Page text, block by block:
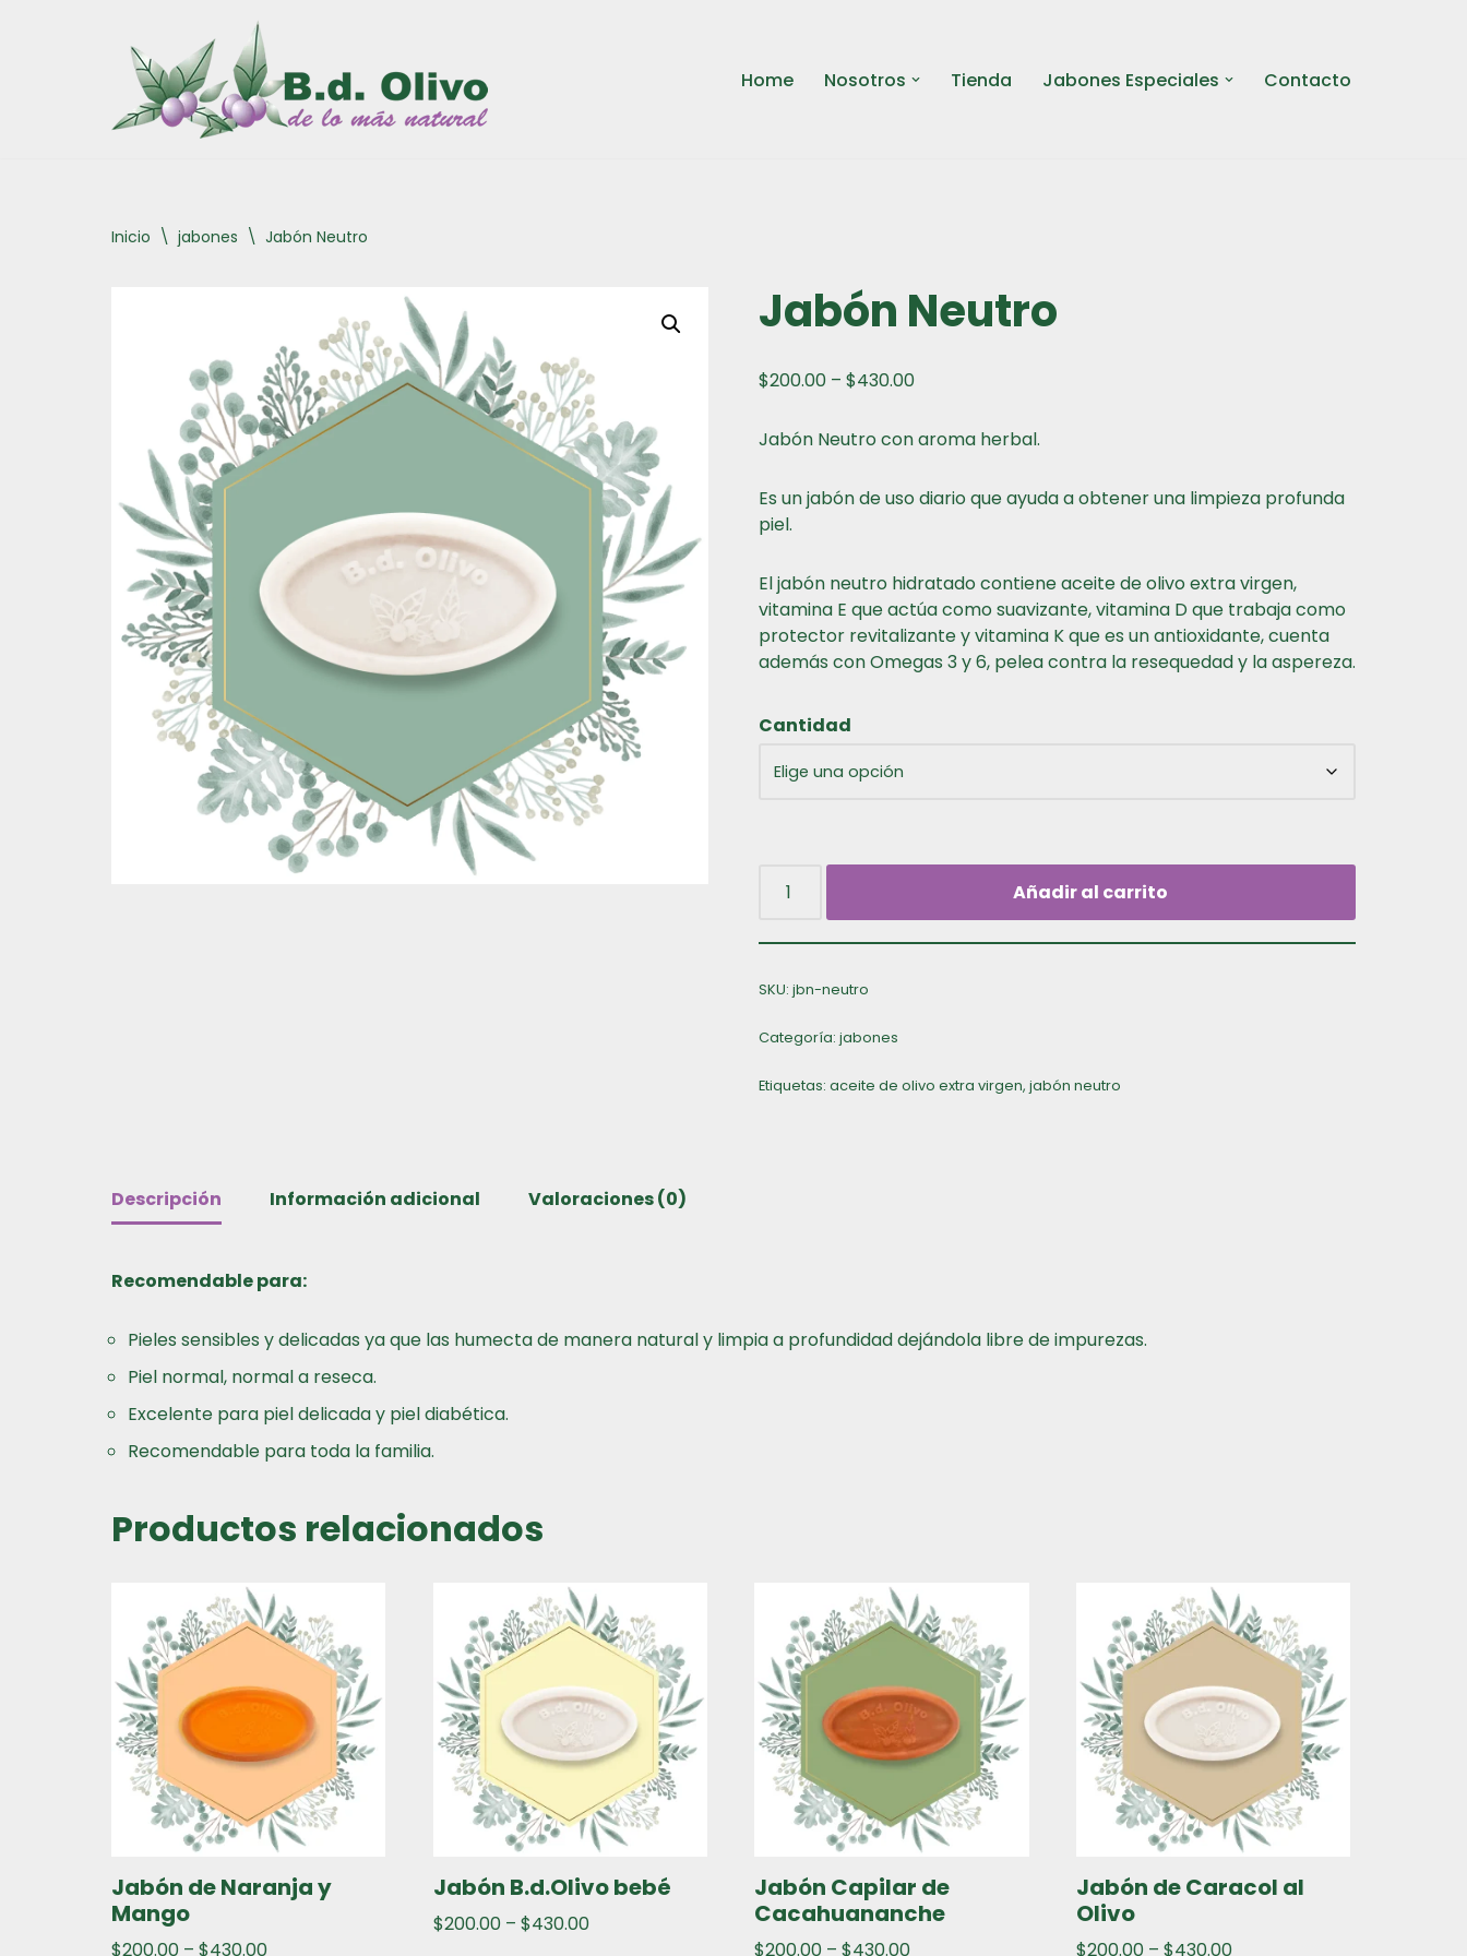
Home Nosotros Tienda Jabones Especiales Contacto
Inicio \ jabones \ Jabón Neutro
Jabón Neutro
$200.00– $430.00
Jabón Neutro con aroma herbal.
Es un jabón de uso diario que ayuda a obtener una limpieza profunda
piel.
El jabón neutro hidratado contiene aceite de olivo extra virgen,
vitamina E que actúa como suavizante, vitamina D que trabaja como
protector revitalizante y vitamina K que es un antioxidante, cuenta
además con Omegas 3 y 6, pelea contra la resequedad y la aspereza.
Cantidad
Añadir al carrito
SKU: jbn-neutro
Categoría: jabones
Etiquetas: aceite de olivo extra virgen, jabón neutro
Descripción Información adicional Valoraciones (0)
Recomendable para:
Pieles sensibles y delicadas ya que las humecta de manera natural y limpia a profundidad dejándola libre de impurezas.
Piel normal, normal a reseca.
Excelente para piel delicada y piel diabética.
Recomendable para toda la familia.
Productos relacionados
Jabón de Naranja y
Mango
$200.00 – $430.00
Jabón B.d.Olivo bebé
$200.00– $430.00
Jabón Capilar de
Cacahuananche
$200.00 –$430.00
Jabón de Caracol al
Olivo
$200.00 –$430.00